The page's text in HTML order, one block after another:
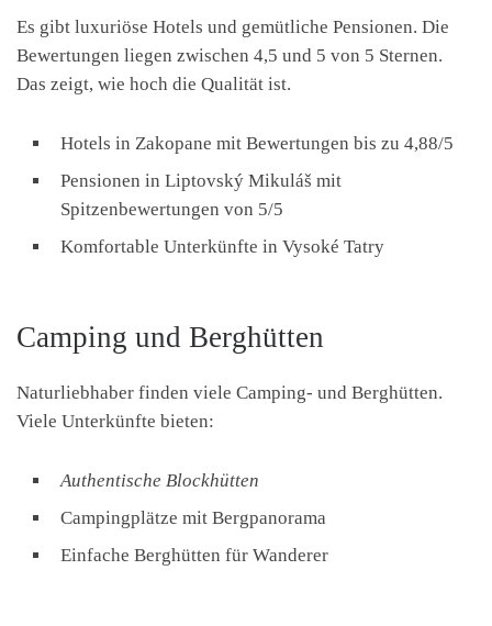
Es gibt luxuriöse Hotels und gemütliche Pensionen. Die
Bewertungen liegen zwischen 4,5 und 5 von 5 Sternen.
Das zeigt, wie hoch die Qualität ist.
Hotels in Zakopane mit Bewertungen bis zu 4,88/5
Pensionen in Liptovský Mikuláš mit
Spitzenbewertungen von 5/5
Komfortable Unterkünfte in Vysoké Tatry
Camping und Berghütten
Naturliebhaber finden viele Camping- und Berghütten.
Viele Unterkünfte bieten:
Authentische Blockhütten
Campingplätze mit Bergpanorama
Einfache Berghütten für Wanderer